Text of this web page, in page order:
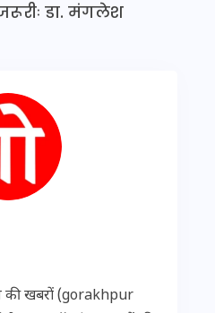
डा. मंगलेश
खबरों (gorakhpur